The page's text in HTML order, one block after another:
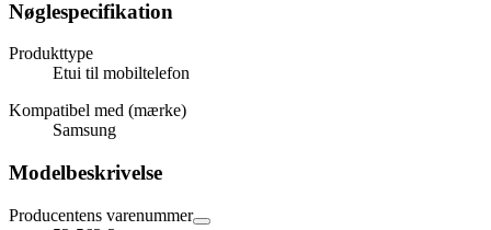
Nøglespecifikation
Produkttype
Etui til mobiltelefon
Kompatibel med (mærke)
Samsung
Modelbeskrivelse
Producentens varenummer